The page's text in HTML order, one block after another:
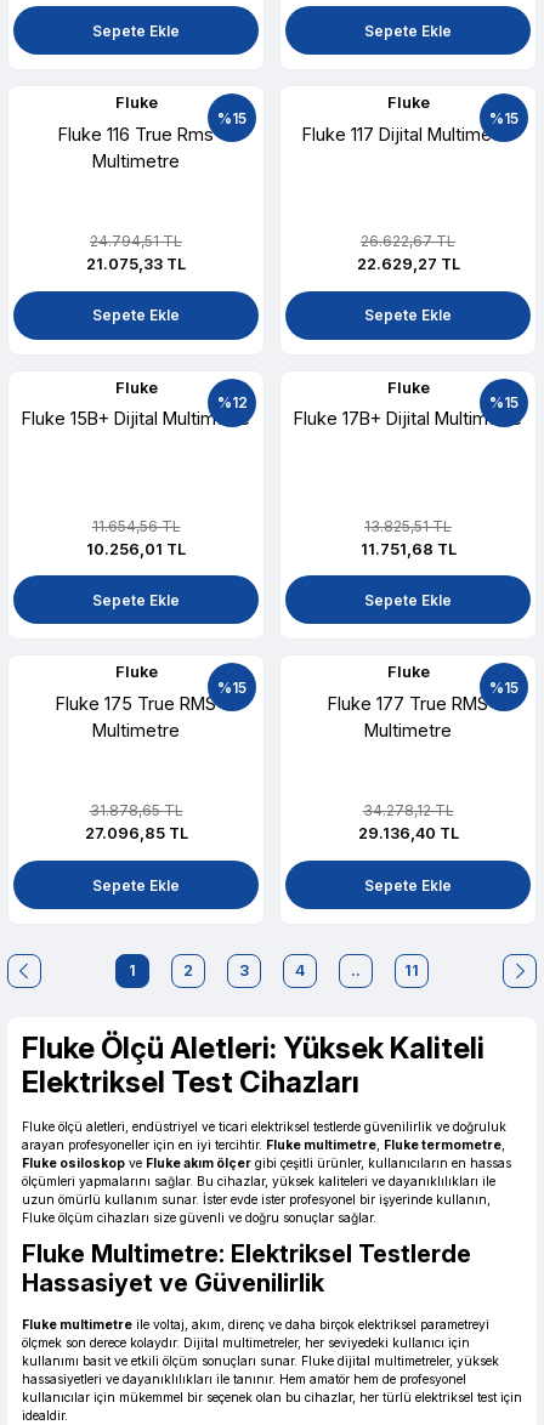
Sepete Ekle Sepete Ekle
%15
Fluke
Fluke 116 True Rms
Multimetre
24.794,51 TL
21.075,33 TL
Sepete Ekle
%15
Fluke
Fluke 117 Dijital Multimetre
26.622,67 TL
22.629,27 TL
Sepete Ekle
%12
Fluke
Fluke 15B+ Dijital Multimetre
11.654,56 TL
10.256,01 TL
Sepete Ekle
%15
Fluke
Fluke 17B+ Dijital Multimetre
13.825,51 TL
11.751,68 TL
Sepete Ekle
%15
Fluke
Fluke 175 True RMS
Multimetre
31.878,65 TL
27.096,85 TL
Sepete Ekle
%15
Fluke
Fluke 177 True RMS
Multimetre
34.278,12 TL
29.136,40 TL
Sepete Ekle
1 2 3 4 .. 11
Fluke Ölçü Aletleri: Yüksek Kaliteli
Elektriksel Test Cihazları
Fluke ölçü aletleri, endüstriyel ve ticari elektriksel testlerde güvenilirlik ve doğruluk
arayan profesyoneller için en iyi tercihtir. Fluke multimetre Fluke termometre
Fluke osiloskop ve Fluke akım ölçer gibi çeşitli ürünler, kullanıcıların en hassas
ölçümleri yapmalarını sağlar. Bu cihazlar, yüksek kaliteleri ve dayanıklılıkları ile
uzun ömürlü kullanım sunar. İster evde ister profesyonel bir işyerinde kullanın,
Fluke ölçüm cihazları size güvenli ve doğru sonuçlar sağlar.
Fluke Multimetre: Elektriksel Testlerde
Hassasiyet ve Güvenilirlik
Fluke multimetre ile voltaj, akım, direnç ve daha birçok elektriksel parametreyi
ölçmek son derece kolaydır. Dijital multimetreler, her seviyedeki kullanıcı için
kullanımı basit ve etkili ölçüm sonuçları sunar. Fluke dijital multimetreler, yüksek
hassasiyetleri ve dayanıklılıkları ile tanınır. Hem amatör hem de profesyonel
kullanıcılar için mükemmel bir seçenek olan bu cihazlar, her türlü elektriksel test için
idealdir.